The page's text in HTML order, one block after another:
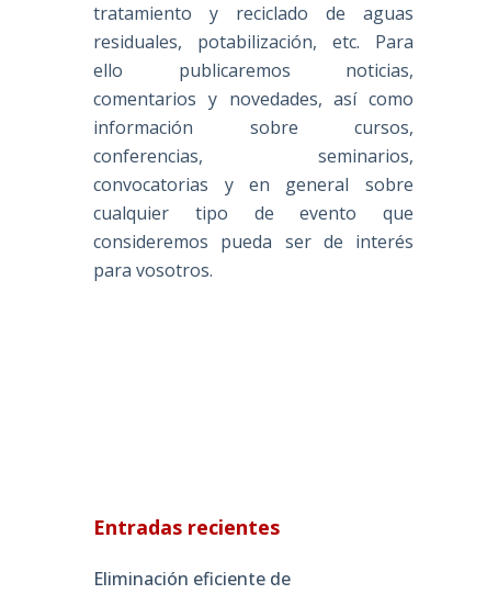
tratamiento y reciclado de aguas
residuales, potabilización, etc. Para
ello publicaremos noticias,
comentarios y novedades, así como
información sobre cursos,
conferencias, seminarios,
convocatorias y en general sobre
cualquier tipo de evento que
consideremos pueda ser de interés
para vosotros.
Entradas recientes
Eliminación eficiente de